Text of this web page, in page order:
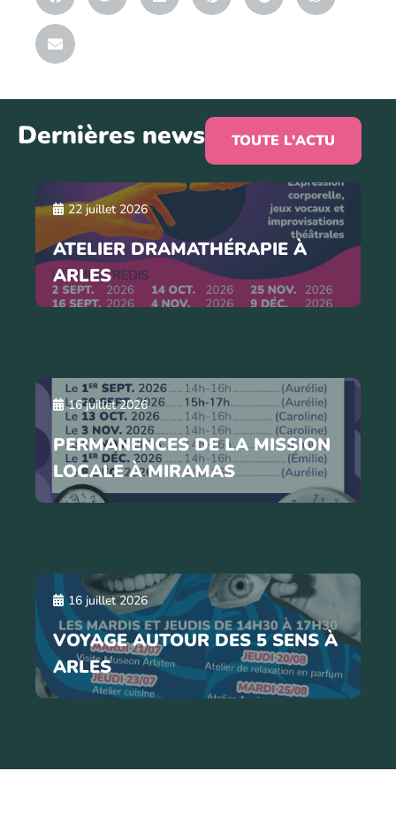
Dernières news TOUTE L'ACTU
22 juillet 2026
ATELIER DRAMATHÉRAPIE À
ARLES
16 juillet 2026
PERMANENCES DE LA MISSION
LOCALE À MIRAMAS
16 juillet 2026
VOYAGE AUTOUR DES 5 SENS À
ARLES